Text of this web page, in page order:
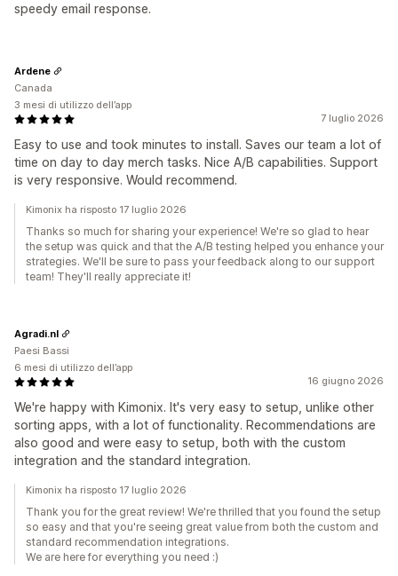
speedy email response.
7 luglio 2026
Easy to use and took minutes to install. Saves our team a lot of
time on day to day merch tasks. Nice A/B capabilities. Support
is very responsive. Would recommend.
Ardene
Canada
3 mesi di utilizzo dell’app
Kimonix ha risposto 17 luglio 2026
Thanks so much for sharing your experience! We're so glad to hear
the setup was quick and that the A/B testing helped you enhance your
strategies. We'll be sure to pass your feedback along to our support
team! They'll really appreciate it!
16 giugno 2026
We're happy with Kimonix. It's very easy to setup, unlike other
sorting apps, with a lot of functionality. Recommendations are
also good and were easy to setup, both with the custom
integration and the standard integration.
Agradi.nl
Paesi Bassi
6 mesi di utilizzo dell’app
Kimonix ha risposto 17 luglio 2026
Thank you for the great review! We're thrilled that you found the setup
so easy and that you're seeing great value from both the custom and
standard recommendation integrations.
We are here for everything you need :)